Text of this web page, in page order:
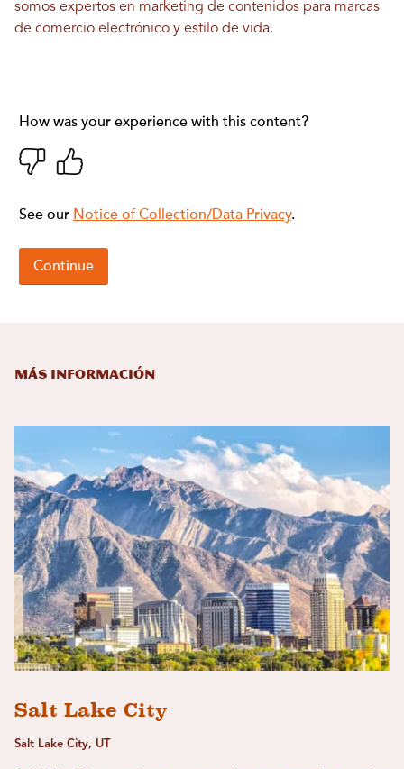
somos expertos en marketing de contenidos para marcas
de comercio electrónico y estilo de vida.
Más información
Salt Lake City
Salt Lake City, UT